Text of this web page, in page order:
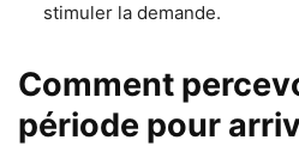
stimuler la demande.
Comment
période pour